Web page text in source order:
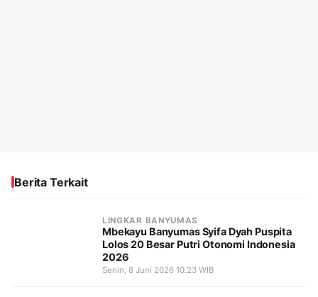
Berita Terkait
LINGKAR BANYUMAS
Mbekayu Banyumas Syifa Dyah Puspita
Lolos 20 Besar Putri Otonomi Indonesia
2026
Senin, 8 Juni 2026 10.23 WIB